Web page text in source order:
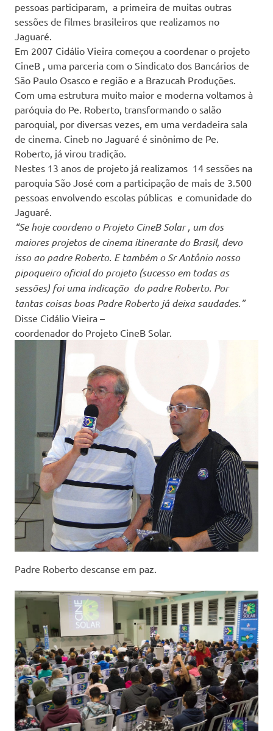
pessoas participaram, a primeira de muitas outras
sessões de filmes brasileiros que realizamos no
Jaguaré.
Em 2007 Cidálio Vieira começou a coordenar o projeto
CineB , uma parceria com o Sindicato dos Bancários de
São Paulo Osasco e região e a Brazucah Produções.
Com uma estrutura muito maior e moderna voltamos à
paróquia do Pe. Roberto, transformando o salão
paroquial, por diversas vezes, em uma verdadeira sala
de cinema. Cineb no Jaguaré é sinônimo de Pe.
Roberto, já virou tradição.
Nestes 13 anos de projeto já realizamos 14 sessões na
paroquia São José com a participação de mais de 3.500
pessoas envolvendo escolas públicas e comunidade do
Jaguaré.
“Se hoje coordeno o Projeto CineB Solar , um dos
maiores projetos de cinema itinerante do Brasil, devo
isso ao padre Roberto. E também o Sr Antônio nosso
pipoqueiro oficial do projeto (sucesso em todas as
sessões) foi uma indicação do padre Roberto. Por
tantas coisas boas Padre Roberto já deixa saudades.”
Disse Cidálio Vieira –
coordenador do Projeto CineB Solar.
Padre Roberto descanse em paz.